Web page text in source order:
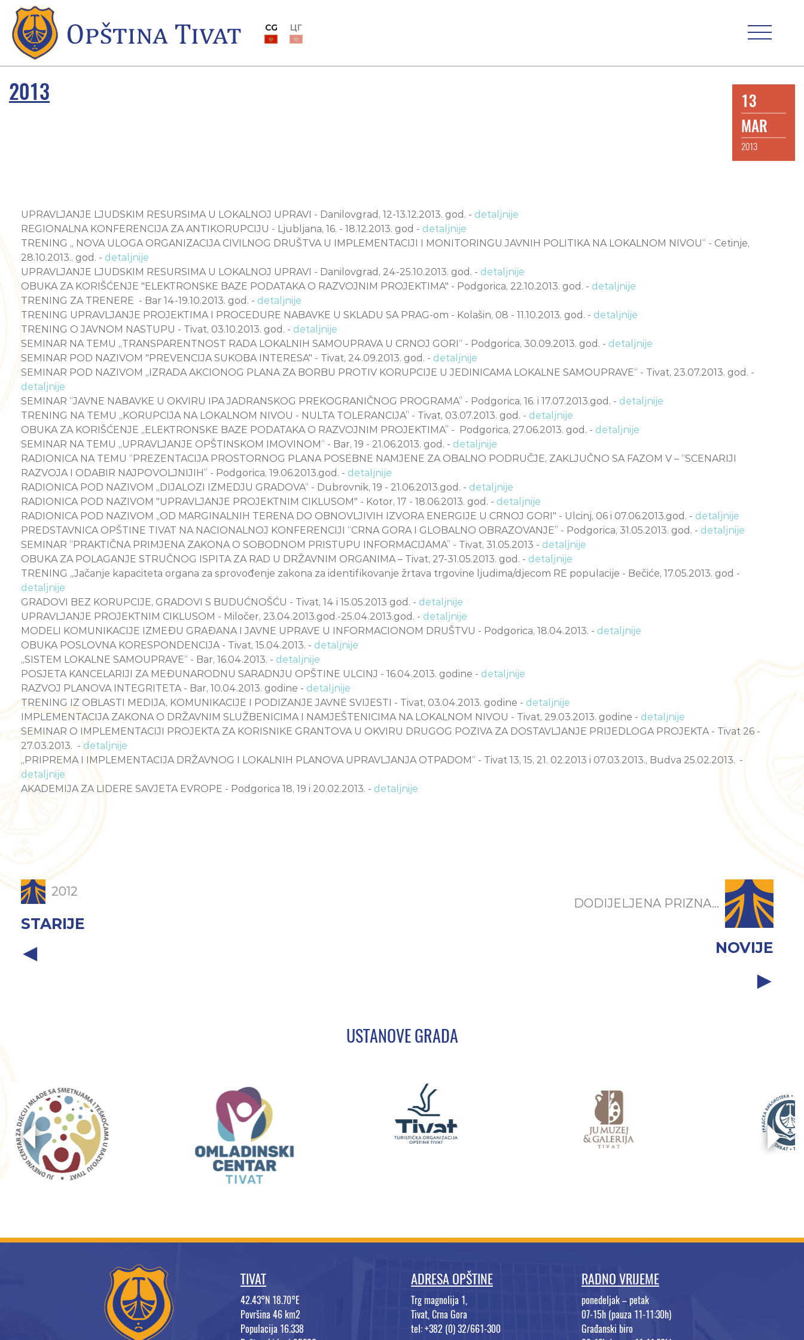
CG ЦГ
2013
13
MAR
2013
UPRAVLJANJE LJUDSKIM RESURSIMA U LOKALNOJ UPRAVI - Danilovgrad, 12-13.12.2013. god. - detaljnije
REGIONALNA KONFERENCIJA ZA ANTIKORUPCIJU - Ljubljana, 16. - 18.12.2013. god - detaljnije
TRENING „ NOVA ULOGA ORGANIZACIJA CIVILNOG DRUŠTVA U IMPLEMENTACIJI I MONITORINGU JAVNIH POLITIKA NA LOKALNOM NIVOU“ - Cetinje,
28.10.2013.. god. - detaljnije
UPRAVLJANJE LJUDSKIM RESURSIMA U LOKALNOJ UPRAVI - Danilovgrad, 24-25.10.2013. god. - detaljnije
OBUKA ZA KORIŠĆENJE "ELEKTRONSKE BAZE PODATAKA O RAZVOJNIM PROJEKTIMA" - Podgorica, 22.10.2013. god. - detaljnije
TRENING ZA TRENERE - Bar 14-19.10.2013. god. - detaljnije
TRENING UPRAVLJANJE PROJEKTIMA I PROCEDURE NABAVKE U SKLADU SA PRAG-om - Kolašin, 08 - 11.10.2013. god. - detaljnije
TRENING O JAVNOM NASTUPU - Tivat, 03.10.2013. god. - detaljnije
SEMINAR NA TEMU „TRANSPARENTNOST RADA LOKALNIH SAMOUPRAVA U CRNOJ GORI“ - Podgorica, 30.09.2013. god. - detaljnije
SEMINAR POD NAZIVOM "PREVENCIJA SUKOBA INTERESA" - Tivat, 24.09.2013. god. - detaljnije
SEMINAR POD NAZIVOM „IZRADA AKCIONOG PLANA ZA BORBU PROTIV KORUPCIJE U JEDINICAMA LOKALNE SAMOUPRAVE“ - Tivat, 23.07.2013. god. -
detaljnije
SEMINAR “JAVNE NABAVKE U OKVIRU IPA JADRANSKOG PREKOGRANIČNOG PROGRAMA” - Podgorica, 16. i 17.07.2013.god. - detaljnije
TRENING NA TEMU ,,KORUPCIJA NA LOKALNOM NIVOU - NULTA TOLERANCIJA’’ - Tivat, 03.07.2013. god. - detaljnije
OBUKA ZA KORIŠĆENJE „ELEKTRONSKE BAZE PODATAKA O RAZVOJNIM PROJEKTIMA” - Podgorica, 27.06.2013. god. - detaljnije
SEMINAR NA TEMU „UPRAVLJANJE OPŠTINSKOM IMOVINOM“ - Bar, 19 - 21.06.2013. god. - detaljnije
RADIONICA NA TEMU “PREZENTACIJA PROSTORNOG PLANA POSEBNE NAMJENE ZA OBALNO PODRUČJE, ZAKLJUČNO SA FAZOM V – “SCENARIJI
RAZVOJA I ODABIR NAJPOVOLJNIJIH” - Podgorica, 19.06.2013.god. - detaljnije
RADIONICA POD NAZIVOM „DIJALOZI IZMEDJU GRADOVA“ - Dubrovnik, 19 - 21.06.2013.god. - detaljnije
RADIONICA POD NAZIVOM "UPRAVLJANJE PROJEKTNIM CIKLUSOM" - Kotor, 17 - 18.06.2013. god. - detaljnije
RADIONICA POD NAZIVOM „OD MARGINALNIH TERENA DO OBNOVLJIVIH IZVORA ENERGIJE U CRNOJ GORI" - Ulcinj, 06 i 07.06.2013.god. - detaljnije
PREDSTAVNICA OPŠTINE TIVAT NA NACIONALNOJ KONFERENCIJI “CRNA GORA I GLOBALNO OBRAZOVANJE” - Podgorica, 31.05.2013. god. - detaljnije
SEMINAR “PRAKTIČNA PRIMJENA ZAKONA O SOBODNOM PRISTUPU INFORMACIJAMA” - Tivat, 31.05.2013 - detaljnije
OBUKA ZA POLAGANJE STRUČNOG ISPITA ZA RAD U DRŽAVNIM ORGANIMA – Tivat, 27-31.05.2013. god. - detaljnije
TRENING „Jačanje kapaciteta organa za sprovođenje zakona za identifikovanje žrtava trgovine ljudima/djecom RE populacije - Bečiće, 17.05.2013. god -
detaljnije
GRADOVI BEZ KORUPCIJE, GRADOVI S BUDUĆNOŠĆU - Tivat, 14 i 15.05.2013 god. - detaljnije
UPRAVLJANJE PROJEKTNIM CIKLUSOM - Miločer, 23.04.2013.god.-25.04.2013.god. - detaljnije
MODELI KOMUNIKACIJE IZMEĐU GRAĐANA I JAVNE UPRAVE U INFORMACIONOM DRUŠTVU - Podgorica, 18.04.2013. - detaljnije
OBUKA POSLOVNA KORESPONDENCIJA - Tivat, 15.04.2013. - detaljnije
„SISTEM LOKALNE SAMOUPRAVE“ - Bar, 16.04.2013. - detaljnije
POSJETA KANCELARIJI ZA MEĐUNARODNU SARADNJU OPŠTINE ULCINJ - 16.04.2013. godine - detaljnije
RAZVOJ PLANOVA INTEGRITETA - Bar, 10.04.2013. godine - detaljnije
TRENING IZ OBLASTI MEDIJA, KOMUNIKACIJE I PODIZANJE JAVNE SVIJESTI - Tivat, 03.04.2013. godine - detaljnije
IMPLEMENTACIJA ZAKONA O DRŽAVNIM SLUŽBENICIMA I NAMJEŠTENICIMA NA LOKALNOM NIVOU - Tivat, 29.03.2013. godine - detaljnije
SEMINAR O IMPLEMENTACIJI PROJEKTA ZA KORISNIKE GRANTOVA U OKVIRU DRUGOG POZIVA ZA DOSTAVLJANJE PRIJEDLOGA PROJEKTA - Tivat 26 -
27.03.2013. - detaljnije
„PRIPREMA I IMPLEMENTACIJA DRŽAVNOG I LOKALNIH PLANOVA UPRAVLJANJA OTPADOM“ - Tivat 13, 15, 21. 02.2013 i 07.03.2013., Budva 25.02.2013. -
detaljnije
AKADEMIJA ZA LIDERE SAVJETA EVROPE - Podgorica 18, 19 i 20.02.2013. - detaljnije
2012
STARIJE
DODIJELJENA PRIZNA...
NOVIJE
USTANOVE GRADA
TIVAT
42.43°N 18.70°E
Površina 46 km2
Populacija 16.338
ADRESA OPŠTINE
Trg magnolija 1,
Tivat, Crna Gora
tel: +382 (0) 32/661-300
RADNO VRIJEME
ponedeljak – petak
07-15h (pauza 11-11:30h)
Građanski biro